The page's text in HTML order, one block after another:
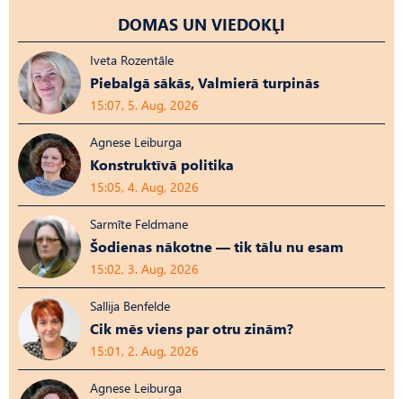
DOMAS UN VIEDOKĻI
Iveta Rozentāle
Piebalgā sākās, Valmierā turpinās
15:07, 5. Aug, 2026
Agnese Leiburga
Konstruktīvā politika
15:05, 4. Aug, 2026
Sarmīte Feldmane
Šodienas nākotne — tik tālu nu esam
15:02, 3. Aug, 2026
Sallija Benfelde
Cik mēs viens par otru zinām?
15:01, 2. Aug, 2026
Agnese Leiburga